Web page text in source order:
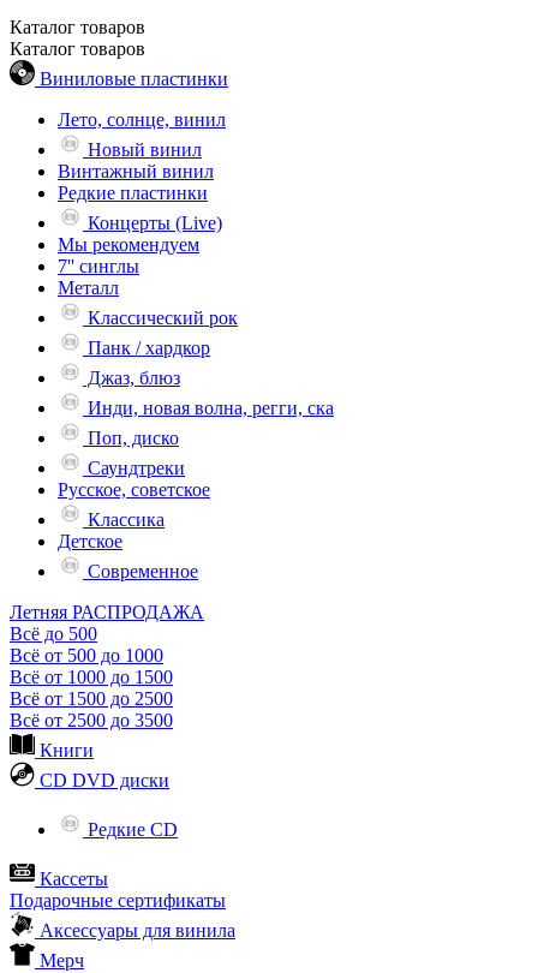
Каталог товаров
Каталог товаров
Виниловые пластинки
Лето, солнце, винил
Новый винил
Винтажный винил
Редкие пластинки
Концерты (Live)
Мы рекомендуем
7'' синглы
Металл
Классический рок
Панк / хардкор
Джаз, блюз
Инди, новая волна, регги, ска
Поп, диско
Саундтреки
Русское, советское
Классика
Детское
Современное
Летняя РАСПРОДАЖА
Всё до 500
Всё от 500 до 1000
Всё от 1000 до 1500
Всё от 1500 до 2500
Всё от 2500 до 3500
Книги
CD DVD диски
Редкие CD
Кассеты
Подарочные сертификаты
Аксессуары для винила
Мерч